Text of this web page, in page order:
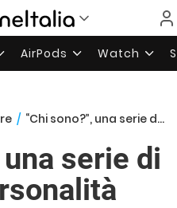
AirPods Watch
/ “Chi sono?”, una serie di test sulla personalità
una serie di